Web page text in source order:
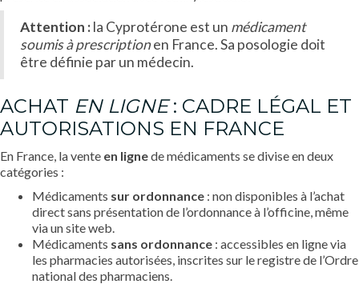
Attention :la Cyprotérone est un médicament
soumis à prescriptionen France. Sa posologie doit
être définie par un médecin.
ACHAT EN LIGNE: CADRE LÉGAL ET
AUTORISATIONS EN FRANCE
En France, la vente en lignede médicaments se divise en deux
catégories :
Médicaments sur ordonnance : non disponibles à l’achat
direct sans présentation de l’ordonnance à l’officine, même
via un site web.
Médicaments sans ordonnance : accessibles en ligne via
les pharmacies autorisées, inscrites sur le registre de l’Ordre
national des pharmaciens.